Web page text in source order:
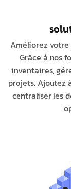
Améliorez votre
Grâce à nos
inventaires,
projets. Ajoutez
centraliser les